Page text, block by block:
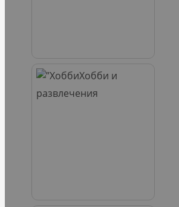
Хобби и
развлечения